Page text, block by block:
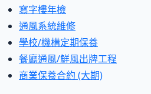
寫字樓年檢
通風系統維修
學校/機構定期保養
餐廳通風/鮮風出牌工程
商業保養合約 (大期)